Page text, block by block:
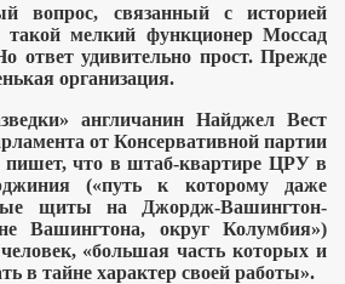
вопрос, связанный с историей
мелкий функционер Моссад
ответ удивительно прост. Прежде
организация.
англичанин Найджел Вест
от Консервативной партии
пишет, что в штаб-квартире ЦРУ в
(«путь к которому даже
щиты на Джордж-Вашингтон-
Вашингтона, округ Колумбия»)
«большая часть которых и
в тайне характер своей работы».